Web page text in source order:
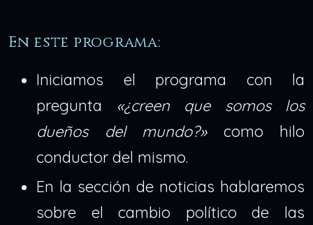
En este programa:
Iniciamos el programa con la
pregunta «¿creen que somos los
dueños del mundo?»como hilo
conductor del mismo.
En la sección de noticias hablaremos
sobre el cambio político de las